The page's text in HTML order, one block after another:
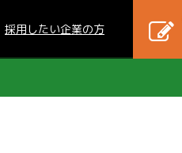
採用したい企業の方